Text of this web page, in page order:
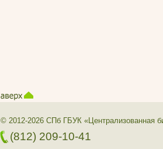
© 2012-2026 СПб ГБУК «Централизованная
(812) 209-10-41